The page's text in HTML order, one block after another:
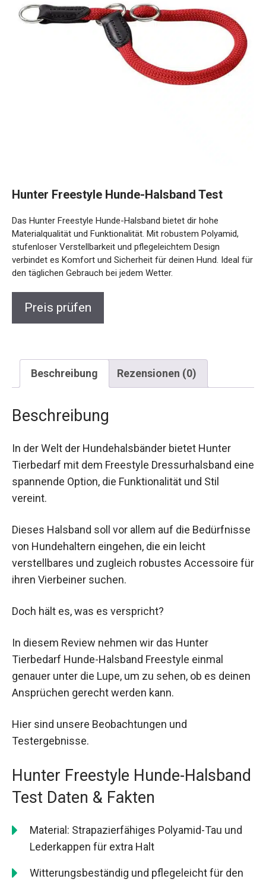
Hunter Freestyle Hunde-Halsband Test
Das Hunter Freestyle Hunde-Halsband bietet dir hohe
Materialqualität und Funktionalität. Mit robustem Polyamid,
stufenloser Verstellbarkeit und pflegeleichtem Design
verbindet es Komfort und Sicherheit für deinen Hund. Ideal für
den täglichen Gebrauch bei jedem Wetter.
Preis prüfen
Beschreibung Rezensionen (0)
Beschreibung
In der Welt der Hundehalsbänder bietet Hunter
Tierbedarf mit dem Freestyle Dressurhalsband eine
spannende Option, die Funktionalität und Stil
vereint.
Dieses Halsband soll vor allem auf die Bedürfnisse
von Hundehaltern eingehen, die ein leicht
verstellbares und zugleich robustes Accessoire für
ihren Vierbeiner suchen.
Doch hält es, was es verspricht?
In diesem Review nehmen wir das Hunter
Tierbedarf Hunde-Halsband Freestyle einmal
genauer unter die Lupe, um zu sehen, ob es deinen
Ansprüchen gerecht werden kann.
Hier sind unsere Beobachtungen und
Testergebnisse.
Hunter Freestyle Hunde-Halsband
Test Daten & Fakten
Material: Strapazierfähiges Polyamid-Tau und
Lederkappen für extra Halt
Witterungsbeständig und pflegeleicht für den